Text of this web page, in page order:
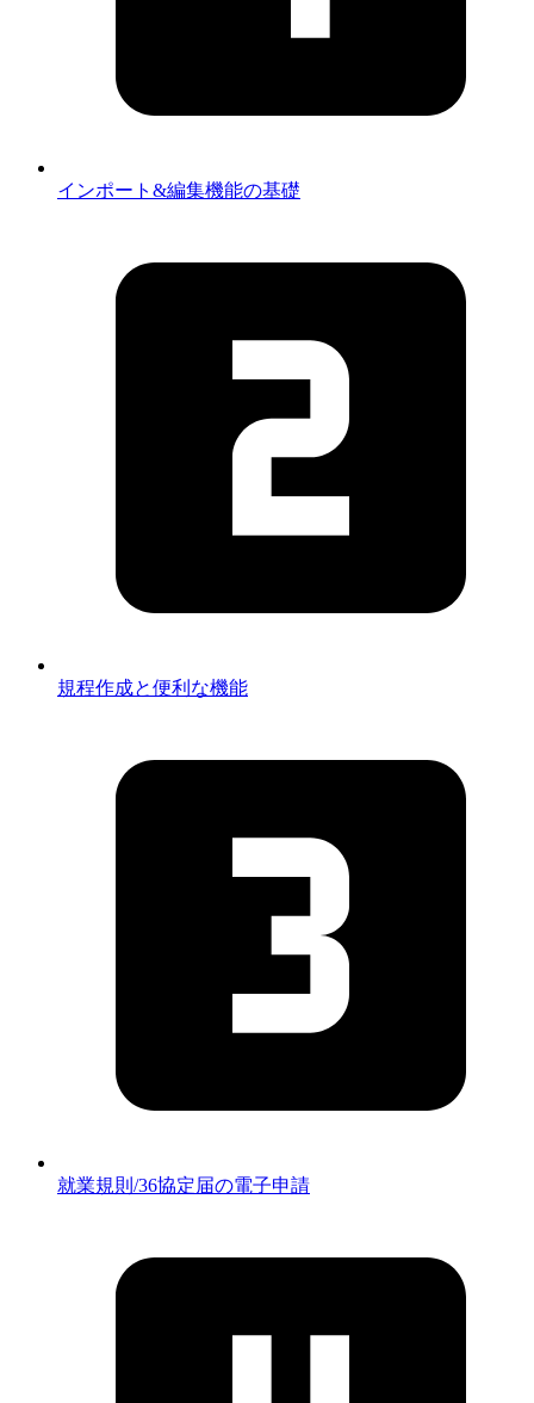
インポート&編集機能の基礎
規程作成と便利な機能
就業規則/36協定届の電子申請